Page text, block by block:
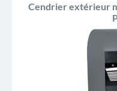
Cendrier extérieur